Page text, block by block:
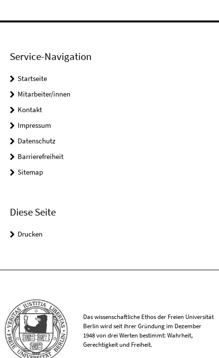
Service-Navigation
Startseite
Mitarbeiter/innen
Kontakt
Impressum
Datenschutz
Barrierefreiheit
Sitemap
Diese Seite
Drucken
Das wissenschaftliche Ethos der Freien Universität
Berlin wird seit ihrer Gründung im Dezember
1948 von drei Werten bestimmt: Wahrheit,
Gerechtigkeit und Freiheit.